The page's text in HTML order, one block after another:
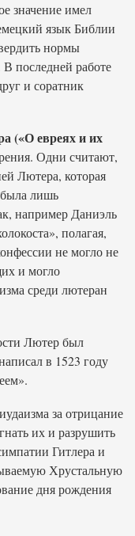
значение имел
язык Библии
нормы
последней работе
и соратник
(«О евреях и их
Одни считают,
Лютера, которая
лишь
например Даниэль
полагая,
не могло не
и могло
среди лютеран
Лютер был
в 1523 году
за отрицание
их и разрушить
Гитлера и
Хрустальную
дня рождения